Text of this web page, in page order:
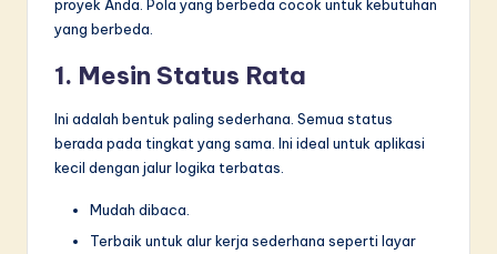
proyek Anda. Pola yang berbeda cocok untuk kebutuhan
yang berbeda.
1. Mesin Status Rata
Ini adalah bentuk paling sederhana. Semua status
berada pada tingkat yang sama. Ini ideal untuk aplikasi
kecil dengan jalur logika terbatas.
Mudah dibaca.
Terbaik untuk alur kerja sederhana seperti layar